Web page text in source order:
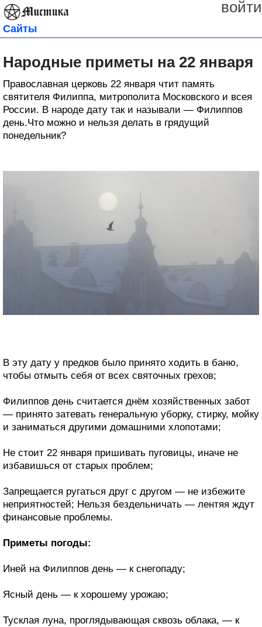
войти
Сайты
Народные приметы на 22 января
Православная церковь 22 января чтит память
святителя Филиппа, митрополита Московского и всея
России. В народе дату так и называли — Филиппов
день.Что можно и нельзя делать в грядущий
понедельник?
В эту дату у предков было принято ходить в баню,
чтобы отмыть себя от всех святочных грехов;
Филиппов день считается днём хозяйственных забот
— принято затевать генеральную уборку, стирку, мойку
и заниматься другими домашними хлопотами;
Не стоит 22 января пришивать пуговицы, иначе не
избавишься от старых проблем;
Запрещается ругаться друг с другом — не избежите
неприятностей; Нельзя бездельничать — лентяя ждут
финансовые проблемы.
Приметы погоды:
Иней на Филиппов день — к снегопаду;
Ясный день — к хорошему урожаю;
Тусклая луна, проглядывающая сквозь облака, — к